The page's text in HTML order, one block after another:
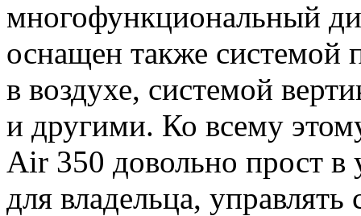
многофункциональный
оснащен также системой
в воздухе, системой
и другими. Ко всему
Air 350 довольно прост в
для владельца,